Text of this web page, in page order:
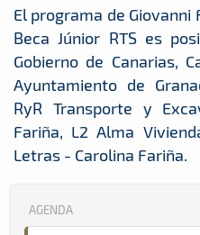
El programa de Giovanni
Beca Júnior RTS es
Gobierno de Canarias,
Ayuntamiento de
RyR Transporte y
Fariña, L2 Alma
Letras - Carolina Fariña.
AGENDA